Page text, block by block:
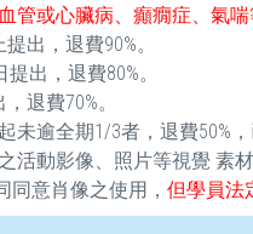
管或心臟病、癲癇症、氣喘
出，退費90%。
出，退費80%。
退費70%。
逾全期1/3者，退費50%
活動影像、照片等視覺 素
同意肖像之使用， 但學員法